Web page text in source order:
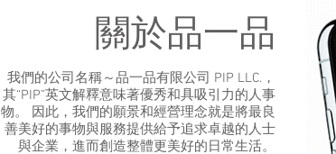
關於品一品
我們的公司名稱～品一品有限公司 PIP LLC.，
其“PIP”英文解釋意味著優秀和具吸引力的人事
物。 因此，我們的願景和經營理念就是將最良
善美好的事物與服務提供給予追求卓越的人士
與企業，進而創造整體更美好的日常生活。